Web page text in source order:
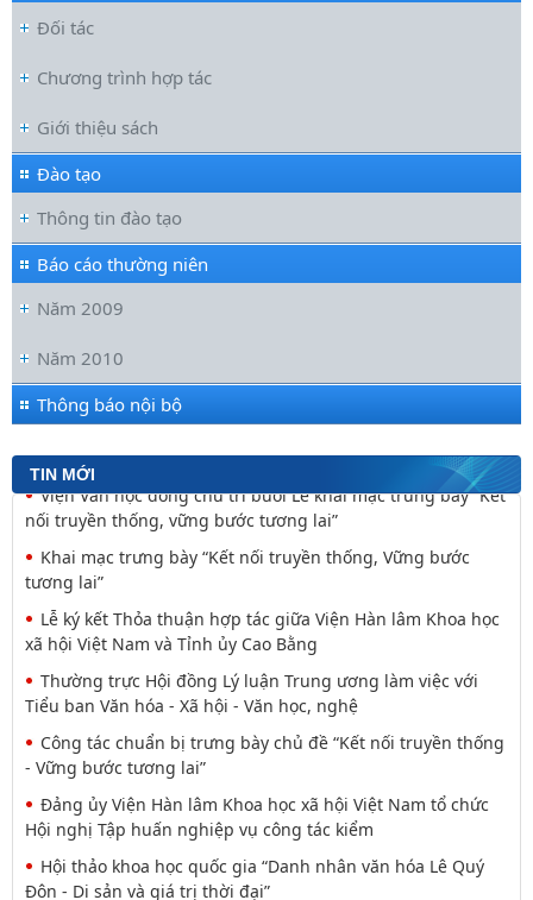
Đối tác
Chương trình hợp tác
Giới thiệu sách
Đào tạo
Thông tin đào tạo
Báo cáo thường niên
Năm 2009
Năm 2010
Thông báo nội bộ
TIN MỚI
Đối thoại ICWA – VASS lần thứ 6: Thúc đẩy quan hệ Đối tác
Chiến lược Toàn diện tăng cường Việt Nam
Viện Hàn lâm Khoa học xã hội Việt Nam và Học viện Chính
trị và Hành chính quốc gia Lào ký Thỏa
Nguyễn Huy Thiệp: Thiên nhiên như biểu tượng và
nguyên tắc tâm linh (Một khía cạnh của mã văn hóa
Viện Văn học đồng chủ trì buổi Lễ khai mạc trưng bày “Kết
nối truyền thống, vững bước tương lai”
Khai mạc trưng bày “Kết nối truyền thống, Vững bước
tương lai”
Lễ ký kết Thỏa thuận hợp tác giữa Viện Hàn lâm Khoa học
xã hội Việt Nam và Tỉnh ủy Cao Bằng
Thường trực Hội đồng Lý luận Trung ương làm việc với
Tiểu ban Văn hóa - Xã hội - Văn học, nghệ